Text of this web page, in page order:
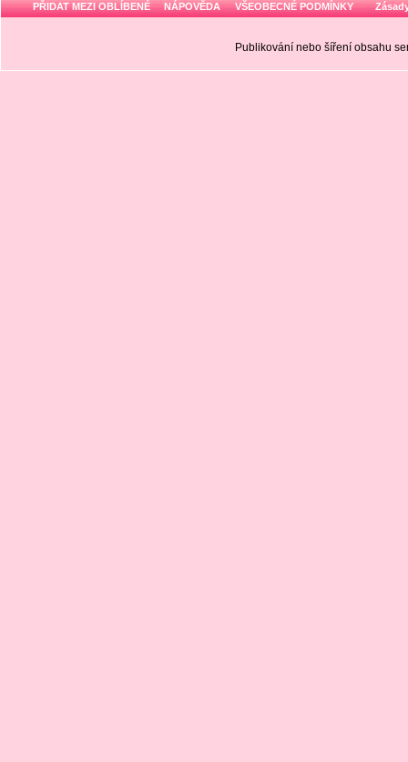
PŘIDAT MEZI OBLÍBENÉ NÁPOVĚDA VŠEOBECNÉ PODMÍNKY
Publikování nebo šíření obsahu